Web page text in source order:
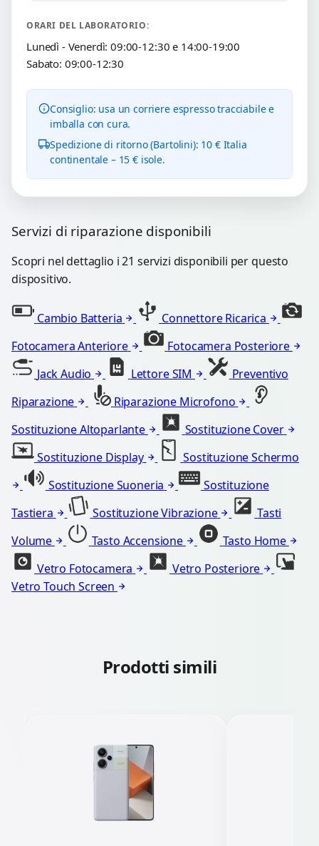
ORARI DEL LABORATORIO:
Lunedì - Venerdì: 09:00-12:30 e 14:00-19:00
Sabato: 09:00-12:30
Consiglio: usa un corriere espresso tracciabile e
imballa con cura.
Spedizione di ritorno (Bartolini): 10 € Italia
continentale – 15 € isole.
Servizi di riparazione disponibili
Scopri nel dettaglio i 21 servizi disponibili per questo
dispositivo.
Cambio Batteria
Connettore Ricarica
Fotocamera Anteriore
Fotocamera Posteriore
Jack Audio
Lettore SIM
Preventivo
Riparazione
Riparazione Microfono
Sostituzione Altoparlante
Sostituzione Cover
Sostituzione Display
Sostituzione Schermo
Sostituzione Suoneria
Sostituzione
Tastiera
Sostituzione Vibrazione
Tasti
Volume
Tasto Accensione
Tasto Home
Vetro Fotocamera
Vetro Posteriore
Vetro Touch Screen
Prodotti simili